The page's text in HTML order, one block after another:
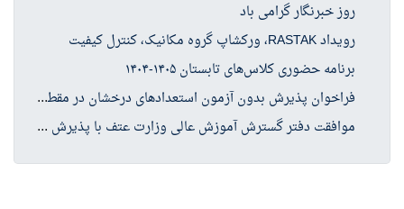
روز خبرنگار گرامی باد
رویداد RASTAK، ورکشاپ گروه مکانیک، کنترل کیفیت
برنامه حضوری کلاس‌های تابستان ۱۴۰۵-۱۴۰۴
فرا
خوان پذیرش بدون آزمون استعدادهای درخشان در مقطع کارشناسی ارشد سال تحصیلی ۱۴۰۶-۱۴۰۵
موا
فقت دفتر گسترش آموزش عالی وزارت عتف با پذیرش دانشجو در چهار رشته کارشناسی ارشد حوزه علوم انسانی